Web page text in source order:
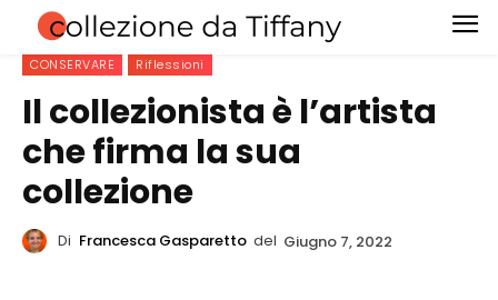
CONSERVARE Riflessioni
Il collezionista è l’artista
che firma la sua
collezione
Di Francesca Gasparetto del Giugno 7, 2022